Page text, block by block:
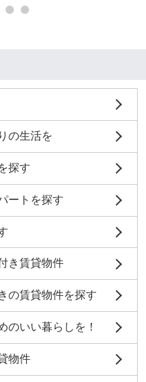
の生活を
探す
ートを探す
き賃貸物件
の賃貸物件を探す
のいい暮らしを！
物件